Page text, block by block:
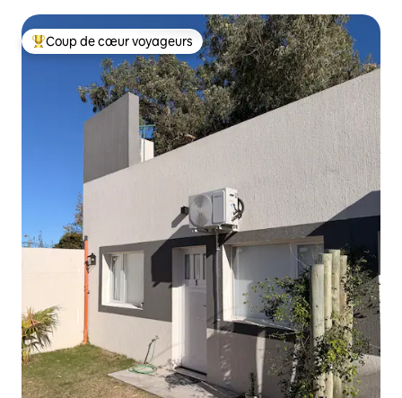
Coups de cœur voyageurs les plus appréciés
Coup de cœur voyageurs